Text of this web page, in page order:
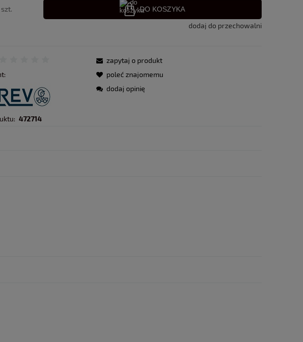
szt. DO KOSZYKA
dodaj do przechowalni
472714
zapytaj o produkt
poleć znajomemu
dodaj opinię